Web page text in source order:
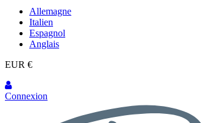
Allemagne
Italien
Espagnol
Anglais
EUR €
Connexion